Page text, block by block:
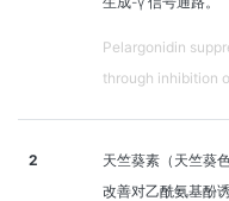
Pelargonidin
through inhibition
2
天竺葵素（天竺葵
改善对乙酰氨基酚